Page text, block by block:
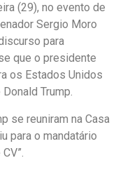
(29), no evento de
Sergio Moro
para
que o presidente
os Estados Unidos
Trump.
se reuniram na Casa
para o mandatário